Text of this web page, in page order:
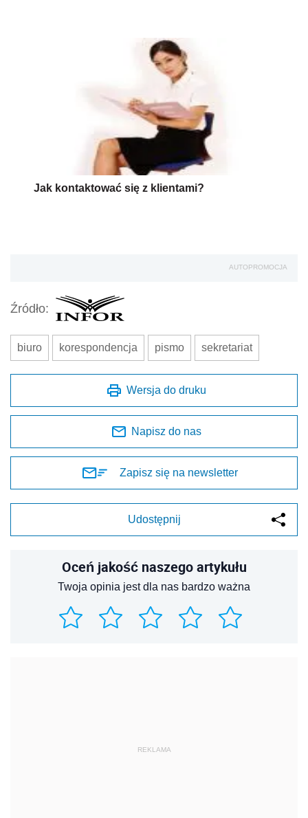
Jak kontaktować się z klientami?
AUTOPROMOCJA
Źródło:
biuro korespondencja pismo sekretariat
Wersja do druku
Napisz do nas
Zapisz się na newsletter
Udostępnij
Oceń jakość naszego artykułu
Twoja opinia jest dla nas bardzo ważna
REKLAMA